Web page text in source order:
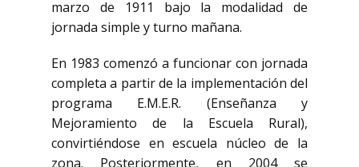
marzo de 1911 bajo la modalidad de
jornada simple y turno mañana.
En 1983 comenzó a funcionar con jornada
completa a partir de la implementación del
programa E.M.E.R. (Enseñanza y
Mejoramiento de la Escuela Rural),
convirtiéndose en escuela núcleo de la
zona. Posteriormente, en 2004 se